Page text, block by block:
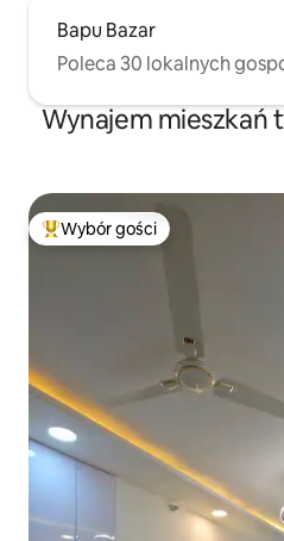
Bapu Bazar
Poleca 30 lokalnych
Wynajem mieszkań
Najpopularniejsze z kategorii
Wybór gości